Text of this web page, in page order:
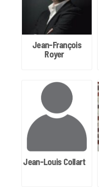
Jean-François
Royer
Jean-Louis Collart